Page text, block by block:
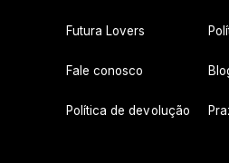
Futura Lovers
Fale conosco
Política de devolução